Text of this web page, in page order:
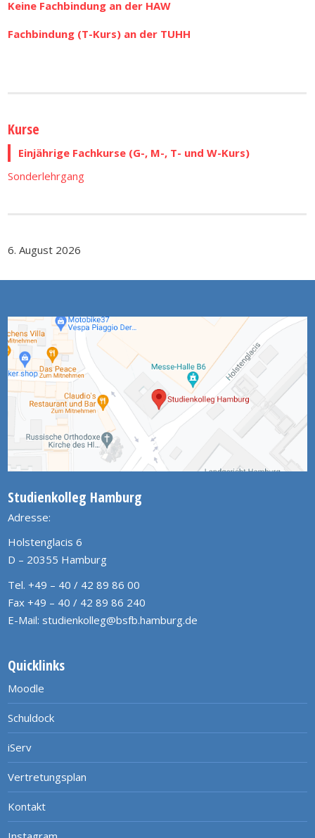
Keine Fachbindung an der HAW
Fachbindung (T-Kurs) an der TUHH
Kurse
Einjährige Fachkurse (G-, M-, T- und W-Kurs)
Sonderlehrgang
6. August 2026
Studienkolleg Hamburg
Adresse:
Holstenglacis 6
D – 20355 Hamburg
Tel. +49 – 40 / 42 89 86 00
Fax +49 – 40 / 42 89 86 240
E-Mail: studienkolleg@bsfb.hamburg.de
Quicklinks
Moodle
Schuldock
iServ
Vertretungsplan
Kontakt